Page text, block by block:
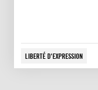
LIBERTÉ D'EXPRESSION